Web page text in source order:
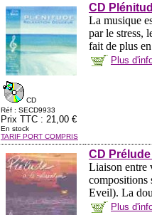
CD
Réf : SECD9933
Prix TTC : 21,00 €
En stock
TARIF PORT COMPRIS
CD
La musique
par le stress,
fait de plus
Plus
CD
Liaison entre
compositions
Eveil). La
Plus